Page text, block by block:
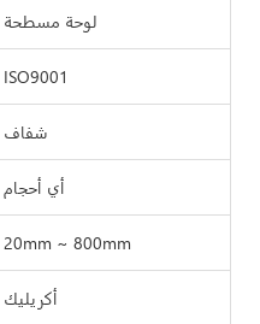
لوحة مسطحة
ISO9001
شفاف
أي أحجام
20mm ~ 800mm
أكريليك